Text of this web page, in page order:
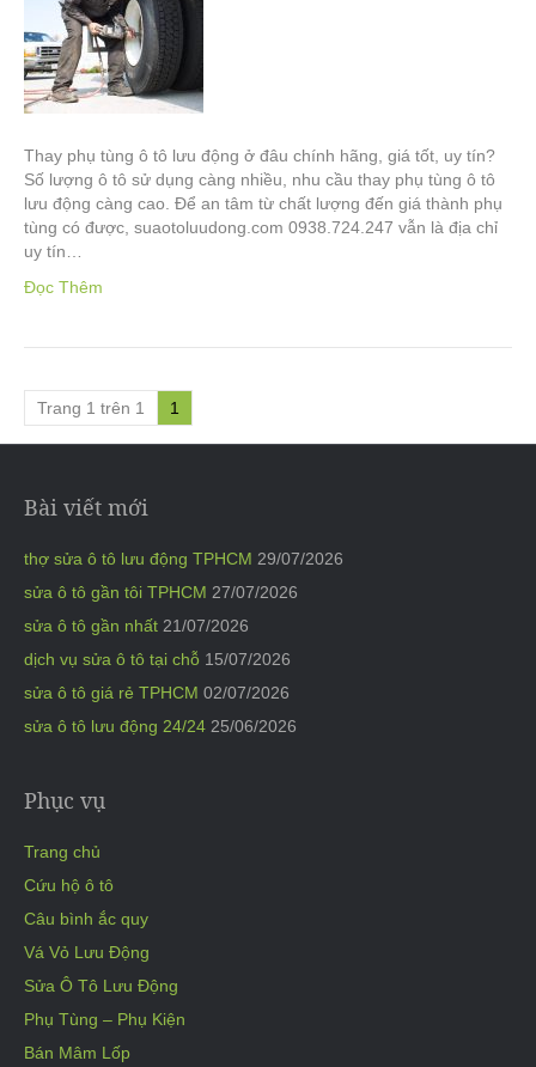
Thay phụ tùng ô tô lưu động ở đâu chính hãng, giá tốt, uy tín?
Số lượng ô tô sử dụng càng nhiều, nhu cầu thay phụ tùng ô tô
lưu động càng cao. Để an tâm từ chất lượng đến giá thành phụ
tùng có được, suaotoluudong.com 0938.724.247 vẫn là địa chỉ
uy tín…
Đọc Thêm
Trang 1 trên 1 1
Bài viết mới
thợ sửa ô tô lưu động TPHCM 29/07/2026
sửa ô tô gần tôi TPHCM 27/07/2026
sửa ô tô gần nhất 21/07/2026
dịch vụ sửa ô tô tại chỗ 15/07/2026
sửa ô tô giá rẻ TPHCM 02/07/2026
sửa ô tô lưu động 24/24 25/06/2026
Phục vụ
Trang chủ
Cứu hộ ô tô
Câu bình ắc quy
Vá Vỏ Lưu Động
Sửa Ô Tô Lưu Động
Phụ Tùng – Phụ Kiện
Bán Mâm Lốp